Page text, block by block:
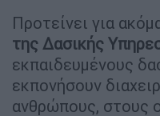
Προτείνει για
της Δασικής
εκπαιδευμένους
εκπονήσουν
ανθρώπους, στους